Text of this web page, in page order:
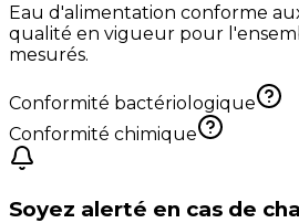
Eau d'alimentation conforme
qualité en vigueur pour
mesurés.
Conformité bactériologique
Conformité chimique
Soyez alerté en cas de